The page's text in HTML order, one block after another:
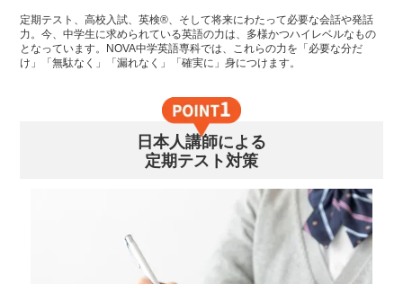
定期テスト、高校入試、英検®、そして将来にわたって必要な会話や発話
力。今、中学生に求められている英語の力は、多様かつハイレベルなもの
となっています。NOVA中学英語専科では、これらの力を「必要な分だ
け」「無駄なく」「漏れなく」「確実に」身につけます。
日本人講師による
定期テスト対策